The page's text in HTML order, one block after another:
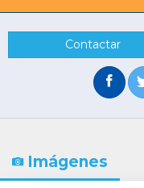
Contactar
Imágenes